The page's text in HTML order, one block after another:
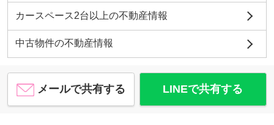
カースペース2台以上の不動産情報
中古物件の不動産情報
メールで共有する LINEで共有する